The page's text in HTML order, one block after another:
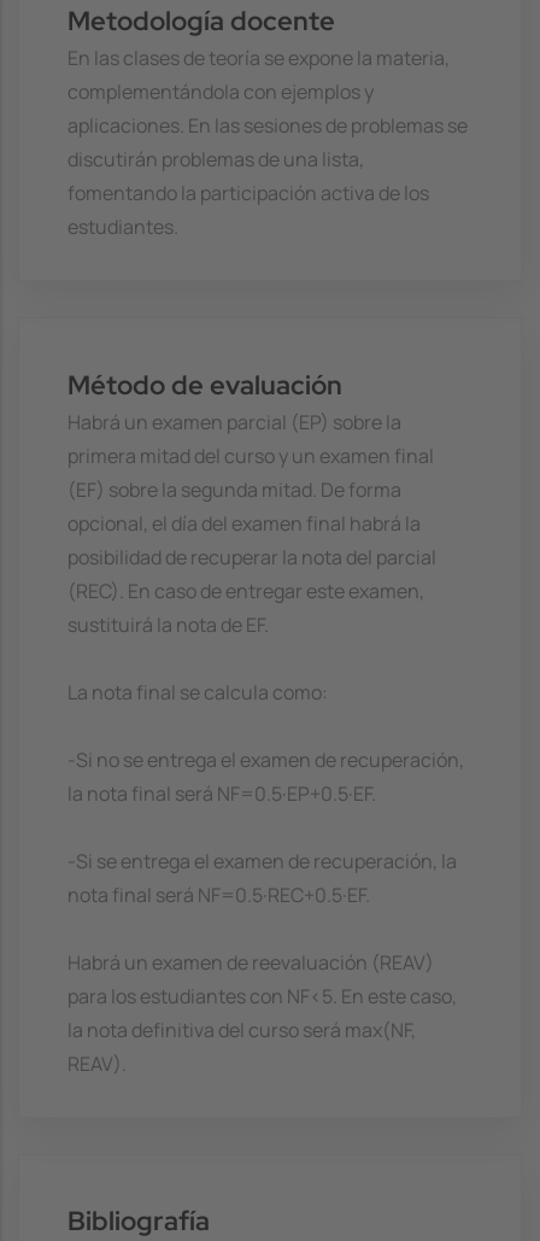
Metodología docente
En las clases de teoría se expone la materia,
complementándola con ejemplos y
aplicaciones. En las sesiones de problemas se
discutirán problemas de una lista,
fomentando la participación activa de los
estudiantes.
Método de evaluación
Habrá un examen parcial (EP) sobre la
primera mitad del curso y un examen final
(EF) sobre la segunda mitad. De forma
opcional, el día del examen final habrá la
posibilidad de recuperar la nota del parcial
(REC). En caso de entregar este examen,
sustituirá la nota de EF.
La nota final se calcula como:
-Si no se entrega el examen de recuperación,
la nota final será NF=0.5·EP+0.5·EF.
-Si se entrega el examen de recuperación, la
nota final será NF=0.5·REC+0.5·EF.
Habrá un examen de reevaluación (REAV)
para los estudiantes con NF<5. En este caso,
la nota definitiva del curso será max(NF,
REAV).
Bibliografía